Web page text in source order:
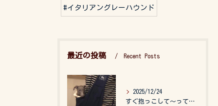
#イタリアングレーハウンド
最近の投稿 Recent Posts
2025/12/24
すぐ抱っこして〜って言うので、抱っこ紐に入れてゆらゆら☺️